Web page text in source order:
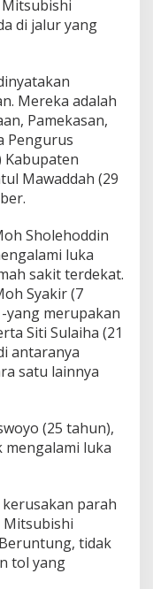
di jalur yang
Mereka adalah
Pamekasan,
Pengurus
Kabupaten
Mawaddah (29
Sholehoddin
luka
sakit terdekat.
Syakir (7
-yang merupakan
Siti Sulaiha (21
antaranya
satu lainnya
(25 tahun),
mengalami luka
parah
Mitsubishi
tidak
tol yang